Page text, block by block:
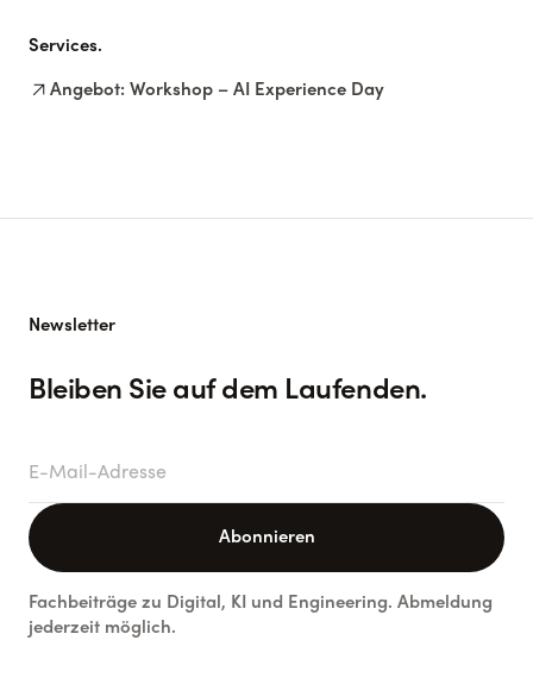
Services.
arrow_outward Angebot: Workshop – AI Experience Day
Newsletter
Bleiben Sie auf dem Laufenden.
E-Mail-Adresse
Abonnieren
Fachbeiträge zu Digital, KI und Engineering. Abmeldung
jederzeit möglich.